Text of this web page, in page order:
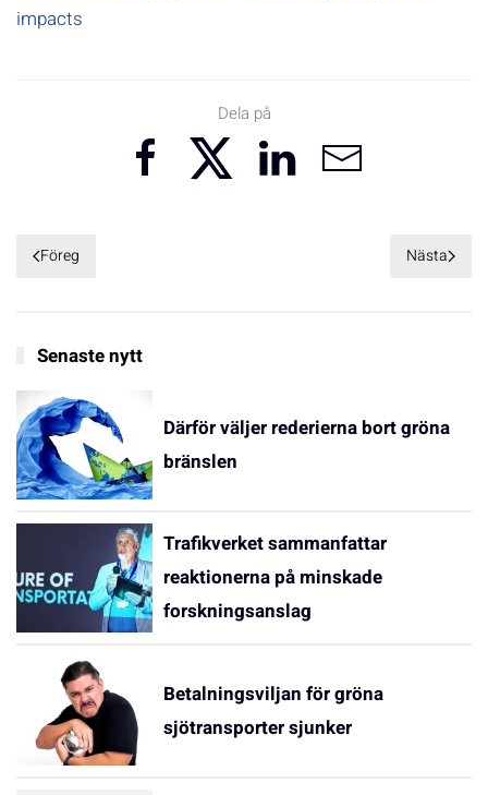
impacts
Dela på
Föreg Nästa
Senaste nytt
Därför väljer rederierna bort gröna
bränslen
Trafikverket sammanfattar
reaktionerna på minskade
forskningsanslag
Betalningsviljan för gröna
sjötransporter sjunker